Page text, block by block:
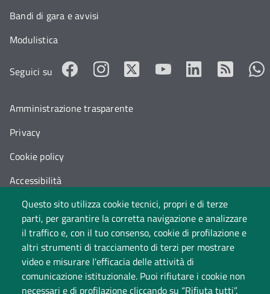
Questo sito utilizza cookie tecnici, propri e di terze
parti, per garantire la corretta navigazione e analizzare
il traffico e, con il tuo consenso, cookie di profilazione e
altri strumenti di tracciamento di terzi per mostrare
video e misurare l'efficacia delle attività di
comunicazione istituzionale. Puoi rifiutare i cookie non
necessari e di profilazione cliccando su “Rifiuta tutti”.
Bandi di gara e avvisi
Modulistica
Seguici su
Amministrazione trasparente
Privacy
Cookie policy
Accessibilità
Cambia idea sui cookie
Dati di monitoraggio